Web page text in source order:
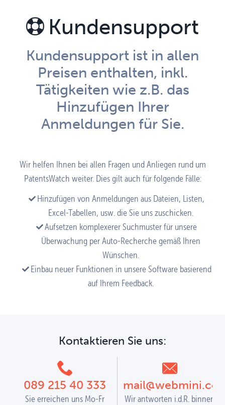
Kundensupport
Kundensupport ist in allen
Preisen enthalten, inkl.
Tätigkeiten wie z.B. das
Hinzufügen Ihrer
Anmeldungen für Sie.
Wir helfen Ihnen bei allen Fragen und Anliegen rund um
PatentsWatch weiter. Dies gilt auch für folgende Fälle:
Hinzufügen von Anmeldungen aus Dateien, Listen,
Excel-Tabellen, usw. die Sie uns zuschicken.
Aufsetzen komplexerer Suchmuster für unsere
Überwachung per Auto-Recherche gemäß Ihren
Wünschen.
Einbau neuer Funktionen in unsere Software basierend
auf Ihrem Feedback.
Kontaktieren Sie uns:
089 215 40 333
Sie erreichen uns Mo-Fr
Wir antworten i.d.R. binnen